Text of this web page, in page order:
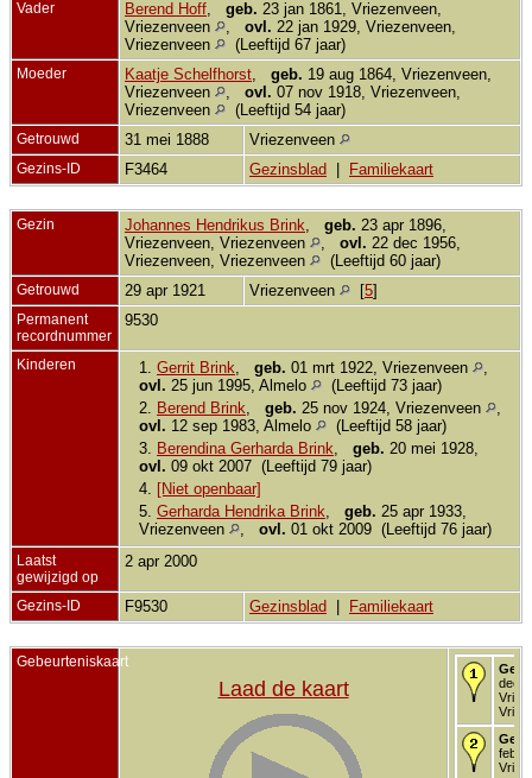
Vader Berend Hoff geb. 23 jan 1861, Vriezenveen,
Vriezenveen
ovl. 22 jan 1929, Vriezenveen,
Vriezenveen
(Leeftijd 67 jaar)
Moeder Kaatje Schelfhorst geb. 19 aug 1864, Vriezenveen,
Vriezenveen
ovl. 07 nov 1918, Vriezenveen,
Vriezenveen
(Leeftijd 54 jaar)
Getrouwd 31 mei 1888 Vriezenveen
Gezins-ID F3464 Gezinsblad Familiekaart
Gezin Johannes Hendrikus Brink geb. 23 apr 1896,
Vriezenveen, Vriezenveen
ovl. 22 dec 1956,
Vriezenveen, Vriezenveen
(Leeftijd 60 jaar)
Getrouwd 29 apr 1921 Vriezenveen [5]
Permanent
recordnummer
9530
Kinderen 1. Gerrit Brink geb. 01 mrt 1922, Vriezenveen
ovl. 25 jun 1995, Almelo
(Leeftijd 73 jaar)
2.
Berend Brink geb. 25 nov 1924, Vriezenveen
ovl. 12 sep 1983, Almelo
(Leeftijd 58 jaar)
3.
Berendina Gerharda Brink geb. 20 mei 1928,
ovl. 09 okt 2007 (Leeftijd 79 jaar)
4.
[Niet openbaar]
5. Gerharda Hendrika Brink geb. 25 apr 1933,
Vriezenveen
ovl. 01 okt 2009 (Leeftijd 76 jaar)
Laatst
gewijzigd op
2 apr 2000
Gezins-ID F9530 Gezinsblad Familiekaart
Gebeurteniskaart
Laad de kaart
dec
feb